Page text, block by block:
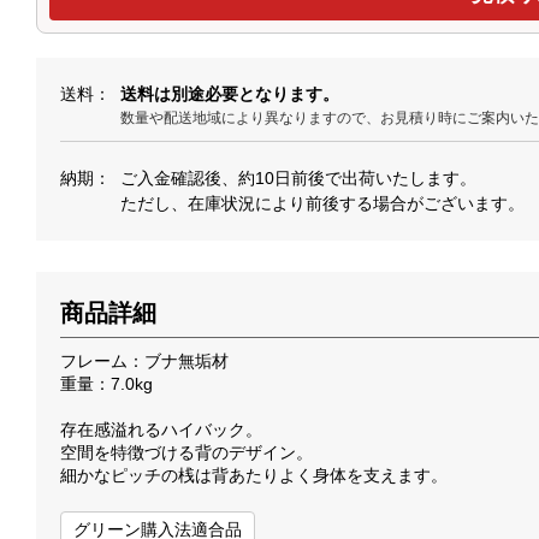
送料 送料は別途必要となります。
数量や配送地域により異なりますので、お見積り時にご案内いた
納期
ご入金確認後、約10日前後で出荷いたします。
ただし、在庫状況により前後する場合がございます。
商品詳細
フレーム：ブナ無垢材
重量：7.0kg
存在感溢れるハイバック。
空間を特徴づける背のデザイン。
細かなピッチの桟は背あたりよく身体を支えます。
グリーン購入法適合品